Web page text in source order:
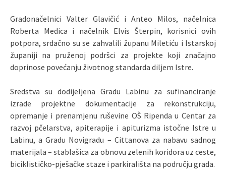
Gradonačelnici Valter Glavičić i Anteo Milos, načelnica
Roberta Medica i načelnik Elvis Šterpin, korisnici ovih
potpora, srdačno su se zahvalili županu Miletiću i Istarskoj
županiji na pruženoj podršci za projekte koji značajno
doprinose povećanju životnog standarda diljem Istre.
Sredstva su dodijeljena Gradu Labinu za sufinanciranje
izrade projektne dokumentacije za rekonstrukciju,
opremanje i prenamjenu ruševine OŠ Ripenda u Centar za
razvoj pčelarstva, apiterapije i apiturizma istočne Istre u
Labinu, a Gradu Novigradu – Cittanova za nabavu sadnog
materijala – stablašica za obnovu zelenih koridora uz ceste,
biciklističko-pješačke staze i parkirališta na području grada.